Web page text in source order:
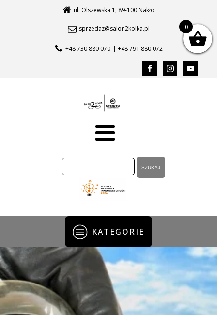
ul. Olszewska 1, 89-100 Nakło
sprzedaz@salon2kolka.pl
+48 730 880 070 | +48 791 880 072
KATEGORIE
0